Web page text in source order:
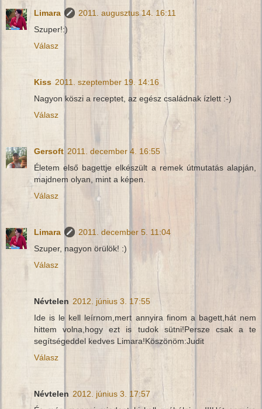
Limara
2011. augusztus 14. 16:11
Szuper!:)
Válasz
Kiss 2011. szeptember 19. 14:16
Nagyon köszi a receptet, az egész családnak ízlett :-)
Válasz
Gersoft 2011. december 4. 16:55
Életem első bagettje elkészült a remek útmutatás alapján,
majdnem olyan, mint a képen.
Válasz
Limara
2011. december 5. 11:04
Szuper, nagyon örülök! :)
Válasz
Névtelen 2012. június 3. 17:55
Ide is le kell leírnom,mert annyira finom a bagett,hát nem
hittem volna,hogy ezt is tudok sütni!Persze csak a te
segítségeddel kedves Limara!Köszönöm:Judit
Válasz
Névtelen 2012. június 3. 17:57